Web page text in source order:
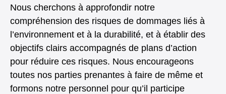
Nous cherchons à approfondir notre
compréhension des risques de dommages liés à
l’environnement et à la durabilité, et à établir des
objectifs clairs accompagnés de plans d’action
pour réduire ces risques. Nous encourageons
toutes nos parties prenantes à faire de même et
formons notre personnel pour qu’il participe